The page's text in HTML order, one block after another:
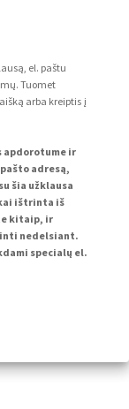
el. paštu
Tuomet
arba kreiptis į
apdorotume ir
adresą,
šia užklausa
ištrinta iš
kitaip, ir
nedelsiant.
specialų el.